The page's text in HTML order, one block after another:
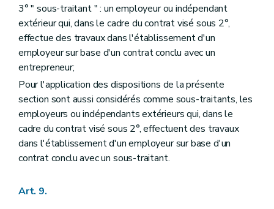
3° " sous-traitant " : un employeur ou indépendant
extérieur qui, dans le cadre du contrat visé sous 2°,
effectue des travaux dans l'établissement d'un
employeur sur base d'un contrat conclu avec un
entrepreneur;
Pour l'application des dispositions de la présente
section sont aussi considérés comme sous-traitants, les
employeurs ou indépendants extérieurs qui, dans le
cadre du contrat visé sous 2°, effectuent des travaux
dans l'établissement d'un employeur sur base d'un
contrat conclu avec un sous-traitant.
Art. 9.